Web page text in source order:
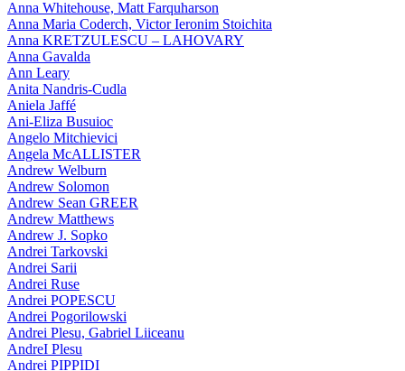
Anna Whitehouse, Matt Farquharson
Anna Maria Coderch, Victor Ieronim Stoichita
Anna KRETZULESCU – LAHOVARY
Anna Gavalda
Ann Leary
Anita Nandris-Cudla
Aniela Jaffé
Ani-Eliza Busuioc
Angelo Mitchievici
Angela McALLISTER
Andrew Welburn
Andrew Solomon
Andrew Sean GREER
Andrew Matthews
Andrew J. Sopko
Andrei Tarkovski
Andrei Sarii
Andrei Ruse
Andrei POPESCU
Andrei Pogorilowski
Andrei Plesu, Gabriel Liiceanu
AndreI Plesu
Andrei PIPPIDI